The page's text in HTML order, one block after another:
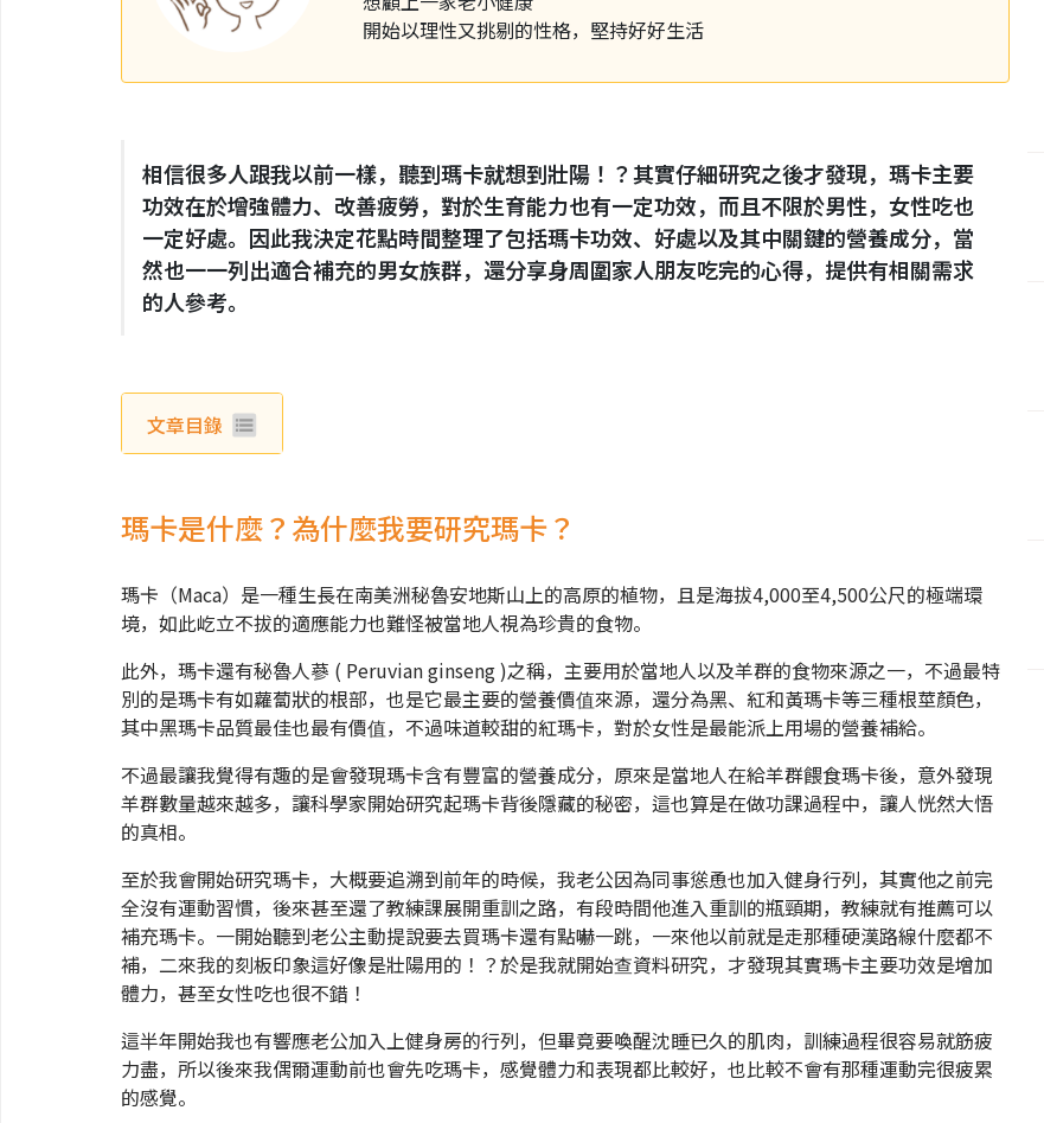
開始以理性又挑剔的性格，堅持好好生活
相信很多人跟我以前一樣，聽到瑪卡就想到壯陽！？其實仔細研究之後才發現，瑪卡主要
功效在於增強體力、改善疲勞，對於生育能力也有一定功效，而且不限於男性，女性吃也
一定好處。因此我決定花點時間整理了包括瑪卡功效、好處以及其中關鍵的營養成分，當
然也一一列出適合補充的男女族群，還分享身周圍家人朋友吃完的心得，提供有相關需求
的人參考。
文章目錄
瑪卡是什麼？為什麼我要研究瑪卡？
瑪卡（Maca）是一種生長在南美洲秘魯安地斯山上的高原的植物，且是海拔4,000至4,500公尺的極端環
境，如此屹立不拔的適應能力也難怪被當地人視為珍貴的食物。
此外，瑪卡還有秘魯人蔘 ( Peruvian ginseng )之稱，主要用於當地人以及羊群的食物來源之一，不過最特
別的是瑪卡有如蘿蔔狀的根部，也是它最主要的營養價值來源，還分為黑、紅和黃瑪卡等三種根莖顏色，
其中黑瑪卡品質最佳也最有價值，不過味道較甜的紅瑪卡，對於女性是最能派上用場的營養補給。
不過最讓我覺得有趣的是會發現瑪卡含有豐富的營養成分，原來是當地人在給羊群餵食瑪卡後，意外發現
羊群數量越來越多，讓科學家開始研究起瑪卡背後隱藏的秘密，這也算是在做功課過程中，讓人恍然大悟
的真相。
至於我會開始研究瑪卡，大概要追溯到前年的時候，我老公因為同事慫恿也加入健身行列，其實他之前完
全沒有運動習慣，後來甚至還了教練課展開重訓之路，有段時間他進入重訓的瓶頸期，教練就有推薦可以
補充瑪卡。一開始聽到老公主動提說要去買瑪卡還有點嚇一跳，一來他以前就是走那種硬漢路線什麼都不
補，二來我的刻板印象這好像是壯陽用的！？於是我就開始查資料研究，才發現其實瑪卡主要功效是增加
體力，甚至女性吃也很不錯！
這半年開始我也有響應老公加入上健身房的行列，但畢竟要喚醒沈睡已久的肌肉，訓練過程很容易就筋疲
力盡，所以後來我偶爾運動前也會先吃瑪卡，感覺體力和表現都比較好，也比較不會有那種運動完很疲累
的感覺。